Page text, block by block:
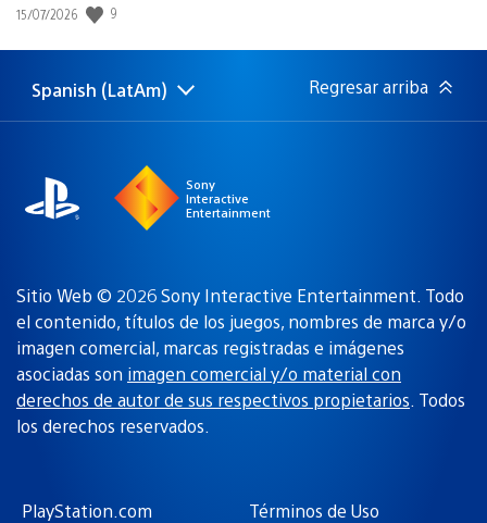
Fecha
publicación:
15/07/2026 9
Elige
una
Región
actual:
Spanish (LatAm) Regresar arriba
Sony
Interactive
Entertainment
Sitio Web © 2026 Sony Interactive Entertainment. Todo
el contenido, títulos de los juegos, nombres de marca y/o
imagen comercial, marcas registradas e imágenes
asociadas son imagen comercial y/o material con
derechos de autor de sus respectivos propietarios. Todos
los derechos reservados.
PlayStation.com Términos de Uso